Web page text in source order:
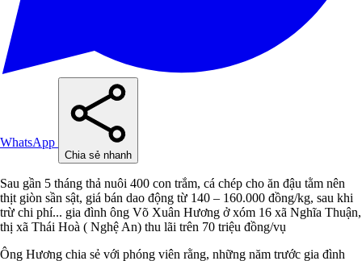
WhatsApp
Chia sẻ nhanh
Sau gần 5 tháng thả nuôi 400 con trắm, cá chép cho ăn đậu tằm nên
thịt giòn sần sật, giá bán dao động từ 140 – 160.000 đồng/kg, sau khi
trừ chi phí... gia đình ông Võ Xuân Hương ở xóm 16 xã Nghĩa Thuận,
thị xã Thái Hoà ( Nghệ An) thu lãi trên 70 triệu đồng/vụ
Ông Hương chia sẻ với phóng viên rằng, những năm trước gia đình